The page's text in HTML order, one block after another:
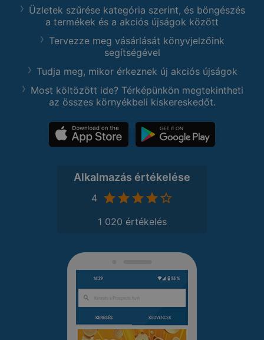
Üzletek szűrése kategória szerint, és böngészés
a termékek és a akciós újságok között
Tervezze meg vásárlását könyvjelzőink
segítségével
Tudja meg, mikor érkeznek új akciós újságok
Most költözött ide? Térképünkön megtekintheti
az összes környékbeli kiskereskedőt.
Alkalmazás értékelése
4
1 020 értékelés